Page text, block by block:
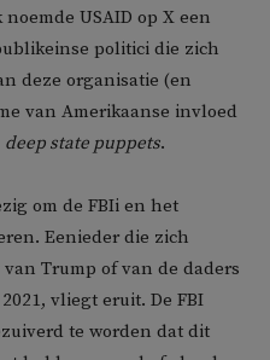
USAID op X een
politici die zich
deze organisatie (en
van Amerikaanse invloed
deep state puppets.
om de FBIi en het
Eenieder die zich
Trump of van de daders
vliegt eruit. De FBI
te worden dat dit